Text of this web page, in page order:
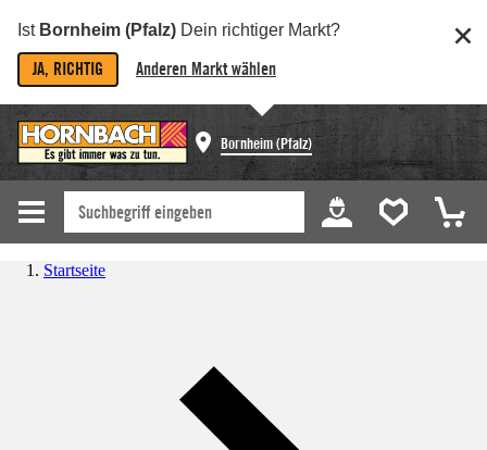
Ist Bornheim (Pfalz) Dein richtiger Markt?
JA, RICHTIG Anderen Markt wählen
Bornheim (Pfalz)
Startseite